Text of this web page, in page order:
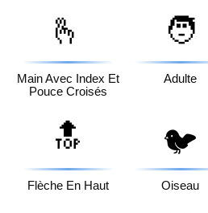
🫰
Main Avec Index Et
Pouce Croisés
🧑
Adulte
🔝
Flèche En Haut
🐦
Oiseau